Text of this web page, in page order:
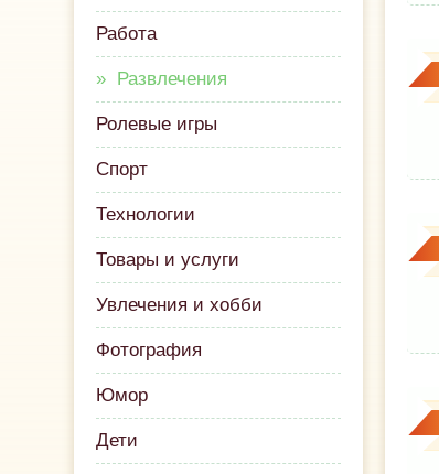
Работа
Развлечения
Ролевые игры
Спорт
Технологии
Товары и услуги
Увлечения и хобби
Фотография
Юмор
Дети